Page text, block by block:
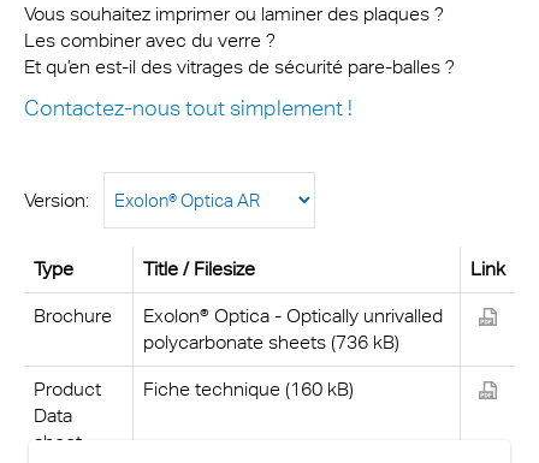
Vous souhaitez imprimer ou laminer des plaques ?
Les combiner avec du verre ?
Et qu’en est-il des vitrages de sécurité pare-balles ?
Contactez-nous tout simplement !
Version:
Type Title / Filesize Link
Brochure
Exolon® Optica - Optically unrivalled
polycarbonate sheets (736 kB)
Product
Data
sheet
Fiche technique (160 kB)